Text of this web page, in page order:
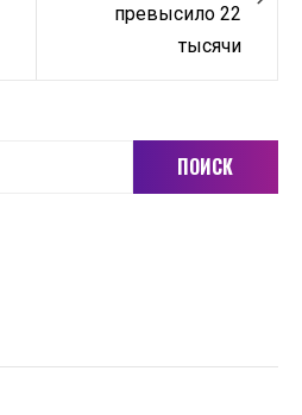
превысило 22
тысячи